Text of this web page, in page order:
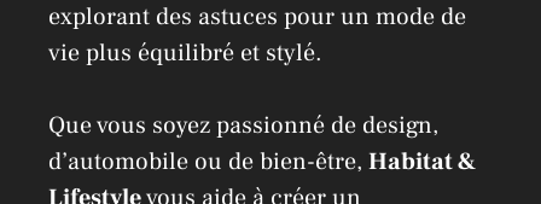
explorant des astuces pour un mode de
vie plus équilibré et stylé.
Que vous soyez passionné de design,
d’automobile ou de bien-être, Habitat &